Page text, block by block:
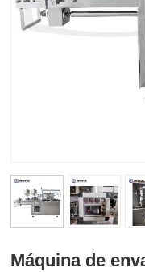
Máquina de